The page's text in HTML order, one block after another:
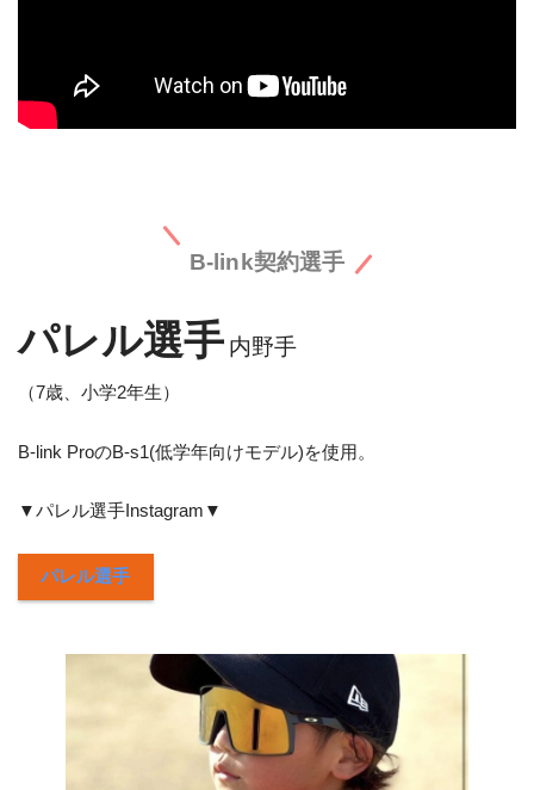
B-link契約選手
パレル選手 内野手
（7歳、小学2年生）
B-link ProのB-s1(低学年向けモデル)を使用。
▼パレル選手Instagram▼
パレル選手